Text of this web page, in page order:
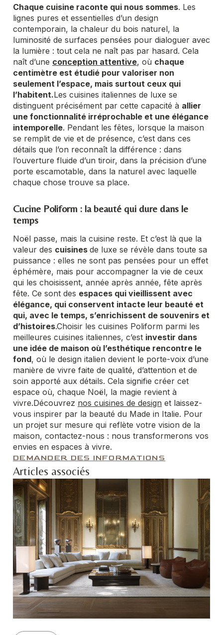
Chaque cuisine raconte qui nous sommes. Les
lignes pures et essentielles d’un design
contemporain, la chaleur du bois naturel, la
luminosité de surfaces pensées pour dialoguer avec
la lumière : tout cela ne naît pas par hasard. Cela
naît d’une conception attentive, où chaque
centimètre est étudié pour valoriser non
seulement l’espace, mais surtout ceux qui
l’habitent.Les cuisines italiennes de luxe se
distinguent précisément par cette capacité à allier
une fonctionnalité irréprochable et une élégance
intemporelle. Pendant les fêtes, lorsque la maison
se remplit de vie et de présence, c’est dans ces
détails que l’on reconnaît la différence : dans
l’ouverture fluide d’un tiroir, dans la précision d’une
porte escamotable, dans la naturel avec laquelle
chaque chose trouve sa place.
Cucine Poliform : la beauté qui dure dans le
temps
Noël passe, mais la cuisine reste. Et c’est là que la
valeur des cuisines de luxe se révèle dans toute sa
puissance : elles ne sont pas pensées pour un effet
éphémère, mais pour accompagner la vie de ceux
qui les choisissent, année après année, fête après
fête. Ce sont des espaces qui vieillissent avec
élégance, qui conservent intacte leur beauté et
qui, avec le temps, s’enrichissent de souvenirs et
d’histoires.Choisir les cuisines Poliform parmi les
meilleures cuisines italiennes, c’est investir dans
une idée de maison où l’esthétique rencontre le
fond, où le design italien devient le porte-voix d’une
manière de vivre faite de qualité, d’attention et de
soin apporté aux détails. Cela signifie créer cet
espace où, chaque Noël, la magie revient à
vivre.Découvrez nos cuisines de design et laissez-
vous inspirer par la beauté du Made in Italie. Pour
un projet sur mesure qui reflète votre vision de la
maison, contactez-nous : nous transformerons vos
envies en espaces à vivre.
DEMANDER DES INFORMATIONS
Articles associés